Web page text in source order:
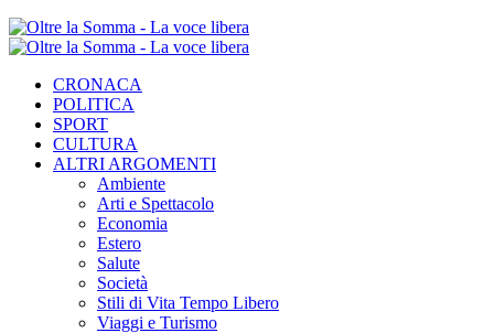
CRONACA
POLITICA
SPORT
CULTURA
ALTRI ARGOMENTI
Ambiente
Arti e Spettacolo
Economia
Estero
Salute
Società
Stili di Vita Tempo Libero
Viaggi e Turismo